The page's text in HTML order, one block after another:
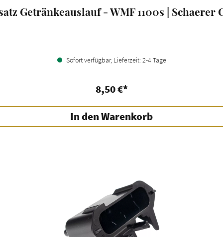
Getränkeauslauf - WMF 1100s | Schaerer
Sofort verfügbar, Lieferzeit: 2-4 Tage
8,50 €*
In den Warenkorb